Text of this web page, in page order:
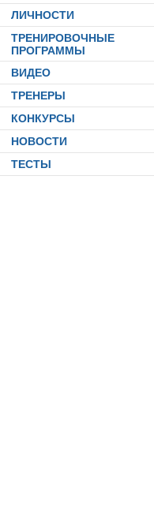
ЛИЧНОСТИ
ТРЕНИРОВОЧНЫЕ
ПРОГРАММЫ
ВИДЕО
ТРЕНЕРЫ
КОНКУРСЫ
НОВОСТИ
ТЕСТЫ